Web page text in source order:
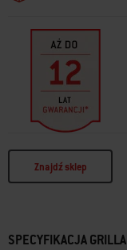
Znajdź sklep
SPECYFIKACJA GRILLA